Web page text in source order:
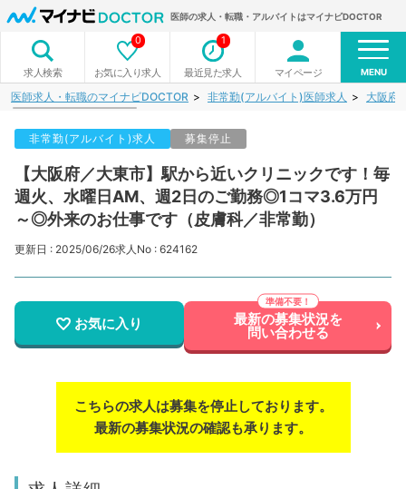
医師の求人・転職・アルバイトはマイナビDOCTOR
求人検索 お気に入り求人
0
最近見た求人
1
マイページ MENU
医師求人・転職のマイナビDOCTOR 非常勤(アルバイト)医師求人 大阪府
非常勤(アルバイト)求人 募集停止
【大阪府／大東市】駅から近いクリニックです！毎
週火、水曜日AM、週2日のご勤務◎1コマ3.6万円
～◎外来のお仕事です（皮膚科／非常勤）
更新日 : 2025/06/26求人No : 624162
お気に入り 最新の募集状況を
問い合わせる
こちらの求人は募集を停止しております。
最新の募集状況の確認も承ります。